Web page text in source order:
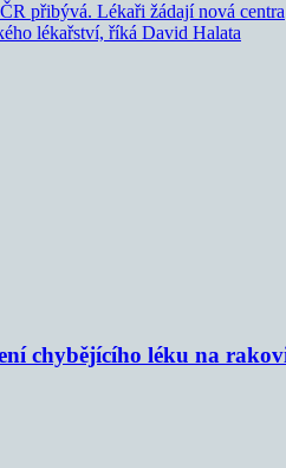
přibývá. Lékaři žádají nová centra
lékařství, říká David Halata
chybějícího léku na